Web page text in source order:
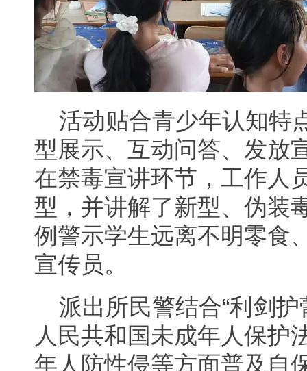
活动贴合青少年认知特
型展示、互动问答、发放
在禁毒宣讲环节，工作人
型，并讲解了新型、伪装
例警示学生远离不明零食
宣传员。
派出所民警结合“利剑
人民共和国未成年人保护
年人防性侵等方面普及自